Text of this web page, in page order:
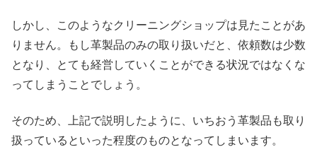
しかし、このようなクリーニングショップは見たことがあ
りません。もし革製品のみの取り扱いだと、依頼数は少数
となり、とても経営していくことができる状況ではなくな
ってしまうことでしょう。
そのため、上記で説明したように、いちおう革製品も取り
扱っているといった程度のものとなってしまいます。